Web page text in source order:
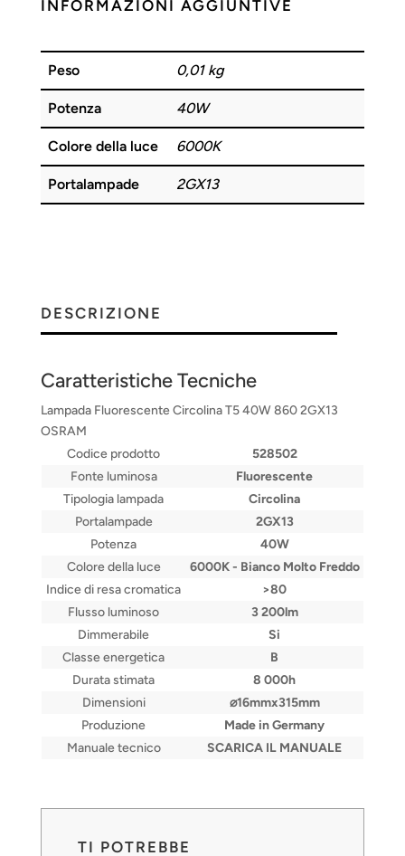
INFORMAZIONI AGGIUNTIVE
Peso 0,01 kg
Potenza 40W
Colore della luce 6000K
Portalampade 2GX13
DESCRIZIONE
Caratteristiche Tecniche
Lampada Fluorescente Circolina T5 40W 860 2GX13
OSRAM
Codice prodotto
528502
Fonte luminosa
Fluorescente
Tipologia lampada
Circolina
Portalampade
2GX13
Potenza
40W
Colore della luce
6000K - Bianco Molto Freddo
Indice di resa cromatica
>80
Flusso luminoso
3 200lm
Dimmerabile
Si
Classe energetica
B
Durata stimata
8 000h
Dimensioni
⌀16mmx315mm
Produzione
Made in Germany
Manuale tecnico
SCARICA IL MANUALE
TI POTREBBE